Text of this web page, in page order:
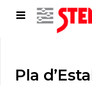
Pla